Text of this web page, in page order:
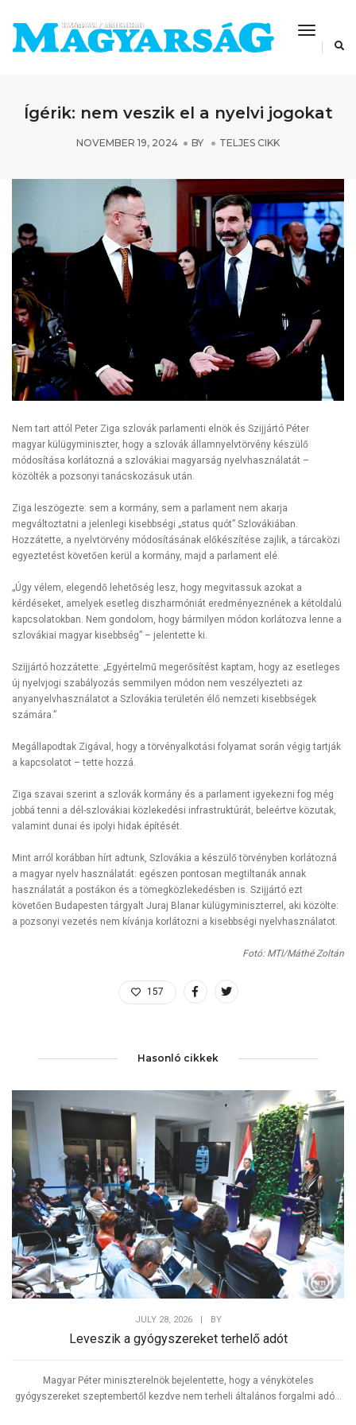
Toggle
Ígérik: nem veszik el a nyelvi jogokat
NOVEMBER 19, 2024 BY TELJES CIKK
Nem tart attól Peter Ziga szlovák parlamenti elnök és Szijjártó Péter
magyar külügyminiszter, hogy a szlovák államnyelvtörvény készülő
módosítása korlátozná a szlovákiai magyarság nyelvhasználatát –
közölték a pozsonyi tanácskozásuk után.
Ziga leszögezte: sem a kormány, sem a parlament nem akarja
megváltoztatni a jelenlegi kisebbségi „status quót” Szlovákiában.
Hozzátette, a nyelvtörvény módosításának előkészítése zajlik, a tárcaközi
egyeztetést követően kerül a kormány, majd a parlament elé.
„Úgy vélem, elegendő lehetőség lesz, hogy megvitassuk azokat a
kérdéseket, amelyek esetleg diszharmóniát eredményeznének a kétoldalú
kapcsolatokban. Nem gondolom, hogy bármilyen módon korlátozva lenne a
szlovákiai magyar kisebbség” – jelentette ki.
Szijjártó hozzátette: „Egyértelmű megerősítést kaptam, hogy az esetleges
új nyelvjogi szabályozás semmilyen módon nem veszélyezteti az
anyanyelvhasználatot a Szlovákia területén élő nemzeti kisebbségek
számára.”
Megállapodtak Zigával, hogy a törvényalkotási folyamat során végig tartják
a kapcsolatot – tette hozzá.
Ziga szavai szerint a szlovák kormány és a parlament igyekezni fog még
jobbá tenni a dél-szlovákiai közlekedési infrastruktúrát, beleértve közutak,
valamint dunai és ipolyi hidak építését.
Mint arról korábban hírt adtunk, Szlovákia a készülő törvényben korlátozná
a magyar nyelv használatát: egészen pontosan megtiltanák annak
használatát a postákon és a tömegközlekedésben is. Szijjártó ezt
követően Budapesten tárgyalt Juraj Blanar külügyminiszterrel, aki közölte:
a pozsonyi vezetés nem kívánja korlátozni a kisebbségi nyelvhasználatot.
Fotó: MTI/Máthé Zoltán
157
Hasonló cikkek
JULY 28, 2026 BY
Leveszik a gyógyszereket terhelő adót
Magyar Péter miniszterelnök bejelentette, hogy a vényköteles
gyógyszereket szeptembertől kezdve nem terheli általános forgalmi adó...